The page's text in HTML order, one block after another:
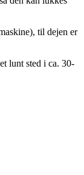
til dejen er
lunt sted i ca. 30-